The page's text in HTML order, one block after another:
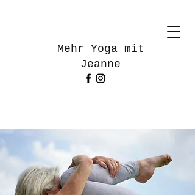
Mehr Yogamit
Jeanne